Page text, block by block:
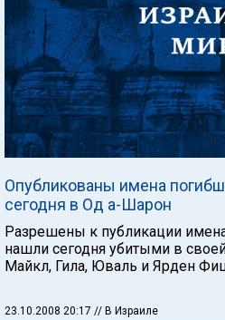
Опубликованы имена
сегодня в Од а-Шарон
Разрешены к публикации
нашли сегодня убитыми в
Майкл, Гила, Юваль и Ярден
23.10.2008 20:17 // В Израиле